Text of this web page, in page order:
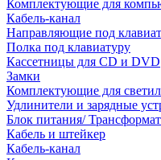
Комплектующие для
Кабель-канал
Направляющие под
Полка под клавиатуру
Кассетницы для CD и DVD
Замки
Комплектующие для
Удлинители и зарядные
Блок питания/
Кабель и штейкер
Кабель-канал